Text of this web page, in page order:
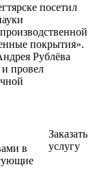
посетил
покрытия».
Рублёва
провел
в
Заказать
услугу